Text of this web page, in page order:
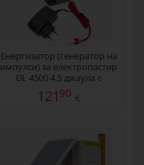
Енергизатор (генератор на
импулси) за електропастир
DL 4500 4,5 джаула с
мрежов адаптер 230/12 V
121 90 €